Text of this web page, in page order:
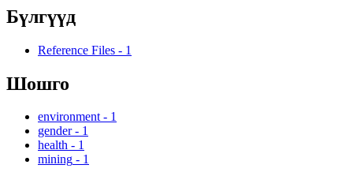
Бүлгүүд
Reference Files - 1
Шошго
environment - 1
gender - 1
health - 1
mining - 1